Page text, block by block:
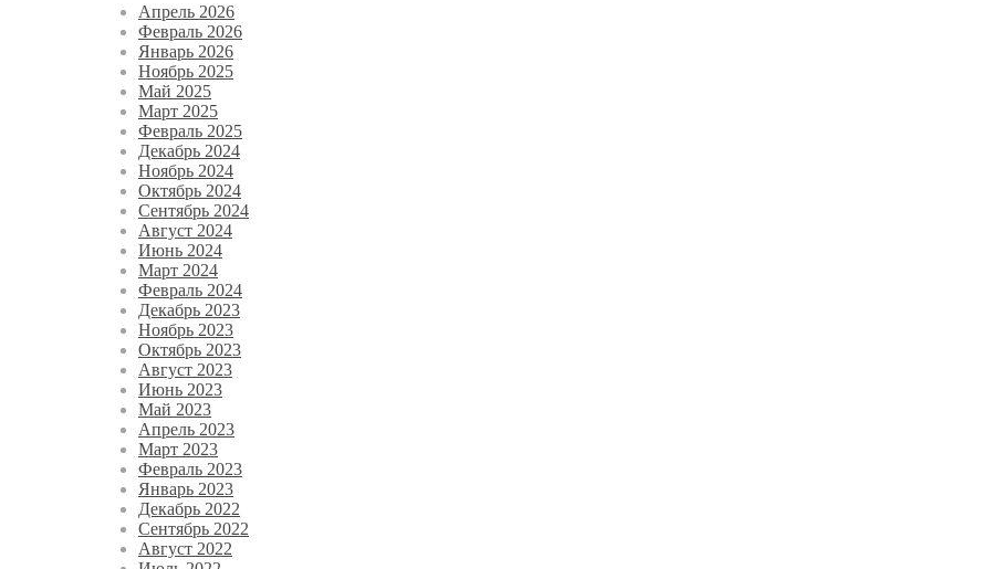
Апрель 2026
Февраль 2026
Январь 2026
Ноябрь 2025
Май 2025
Март 2025
Февраль 2025
Декабрь 2024
Ноябрь 2024
Октябрь 2024
Сентябрь 2024
Август 2024
Июнь 2024
Март 2024
Февраль 2024
Декабрь 2023
Ноябрь 2023
Октябрь 2023
Август 2023
Июнь 2023
Май 2023
Апрель 2023
Март 2023
Февраль 2023
Январь 2023
Декабрь 2022
Сентябрь 2022
Август 2022